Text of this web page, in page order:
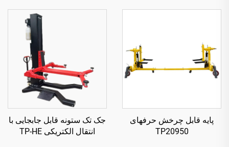
پایه قابل چرخش حرفهای
TP20950
جک تک ستونه قابل جابجایی با
انتقال الکتریکی TP-HE